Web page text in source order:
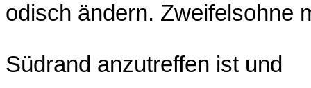
odisch ändern. Zweifelsohne
Südrand anzutreffen ist und